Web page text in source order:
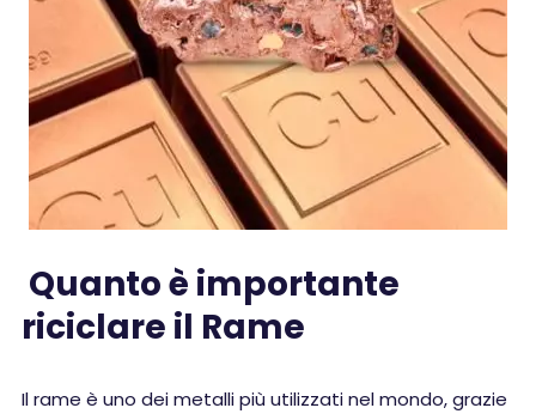
Quanto è importante
riciclare il Rame
Il rame è uno dei metalli più utilizzati nel mondo, grazie